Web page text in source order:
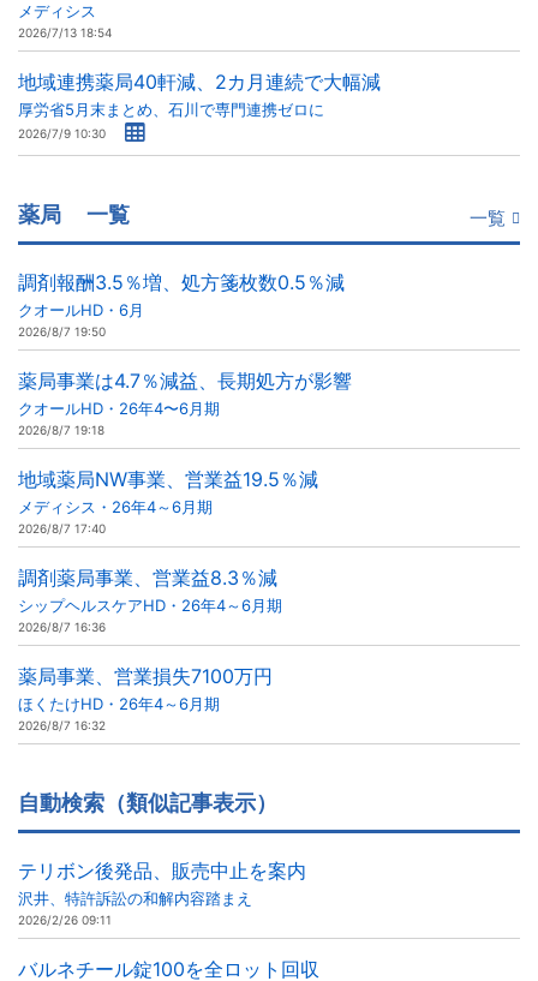
メディシス
2026/7/13 18:54
地域連携薬局40軒減、2カ月連続で大幅減
厚労省5月末まとめ、石川で専門連携ゼロに
2026/7/9 10:30
薬局 一覧 一覧
調剤報酬3.5％増、処方箋枚数0.5％減
クオールHD・6月
2026/8/7 19:50
薬局事業は4.7％減益、長期処方が影響
クオールHD・26年4〜6月期
2026/8/7 19:18
地域薬局NW事業、営業益19.5％減
メディシス・26年4～6月期
2026/8/7 17:40
調剤薬局事業、営業益8.3％減
シップヘルスケアHD・26年4～6月期
2026/8/7 16:36
薬局事業、営業損失7100万円
ほくたけHD・26年4～6月期
2026/8/7 16:32
自動検索（類似記事表示）
テリボン後発品、販売中止を案内
沢井、特許訴訟の和解内容踏まえ
2026/2/26 09:11
バルネチール錠100を全ロット回収